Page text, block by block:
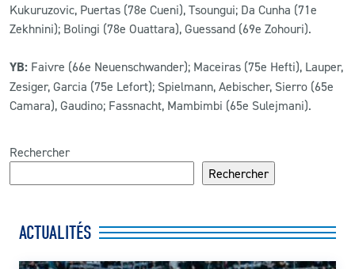
Kukuruzovic, Puertas (78e Cueni), Tsoungui; Da Cunha (71e
Zekhnini); Bolingi (78e Ouattara), Guessand (69e Zohouri).
YB: Faivre (66e Neuenschwander); Maceiras (75e Hefti), Lauper,
Zesiger, Garcia (75e Lefort); Spielmann, Aebischer, Sierro (65e
Camara), Gaudino; Fassnacht, Mambimbi (65e Sulejmani).
Rechercher
Rechercher
ACTUALITÉS